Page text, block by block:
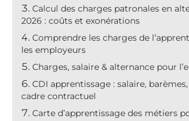
Calcul des charges patronales en
2026 : coûts et exonérations
Comprendre les charges de
les employeurs
Charges, salaire & alternance pour
CDI apprentissage : salaire,
cadre contractuel
Carte d’apprentissage des métiers